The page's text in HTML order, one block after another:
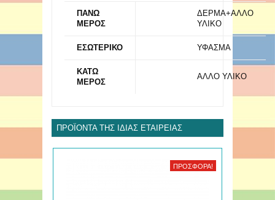
ΠΑΝΩ
ΜΕΡΟΣ
ΔΕΡΜΑ+ΑΛΛΟ
ΥΛΙΚΟ
ΕΣΩΤΕΡΙΚΟ ΥΦΑΣΜΑ
ΚΑΤΩ
ΜΕΡΟΣ
ΑΛΛΟ ΥΛΙΚΟ
ΠΡΟΪΌΝΤΑ ΤΗΣ ΊΔΙΑΣ ΕΤΑΙΡΕΊΑΣ
ΠΡΟΣΦΟΡΆ!